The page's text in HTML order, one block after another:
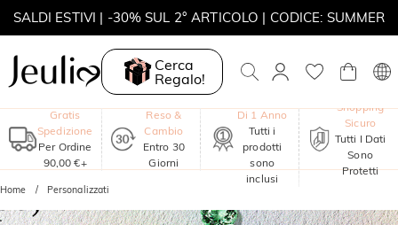
SALDI ESTIVI | -30% SUL 2° ARTICOLO | CODICE: SUMMER
MOVE MY WAY | ACQUISTA 3, COLLANA IN REGALO
Cerca
Regalo!
Gratis
Spedizione
Per Ordine
90,00 €+
Reso &
Cambio
Entro 30
Giorni
Di 1 Anno
Tutti i
prodotti
sono
inclusi
Shopping
Sicuro
Tutti I Dati
Sono
Protetti
Home Personalizzati